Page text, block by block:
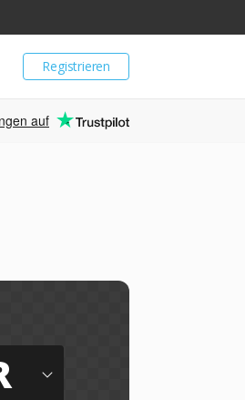
Registrieren
auf